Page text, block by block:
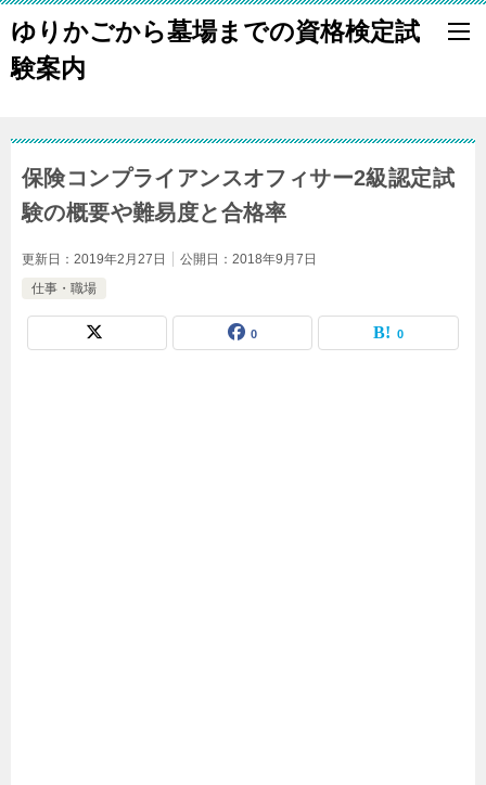
ゆりかごから墓場までの資格検定試
験案内
保険コンプライアンスオフィサー2級認定試
験の概要や難易度と合格率
更新日： 2019年2月27日 公開日： 2018年9月7日
仕事・職場
0 0